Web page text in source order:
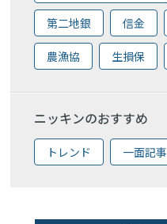
第二地銀 信金
農漁協 生損保
ニッキンのおすすめ
トレンド 一面記事